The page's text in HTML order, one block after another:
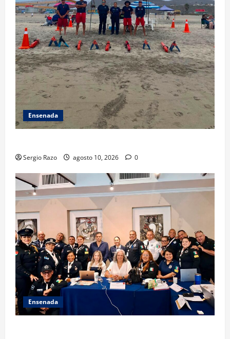
Ensenada
Sergio Razo agosto 10, 2026 0
Ensenada